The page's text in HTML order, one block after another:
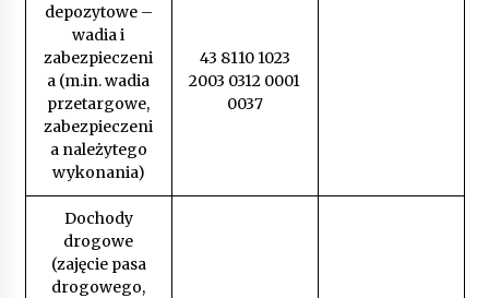
depozytowe –
wadia i
zabezpieczeni
a (m.in. wadia
przetargowe,
zabezpieczeni
a należytego
wykonania)
43 8110 1023
2003 0312 0001
0037
Dochody
drogowe
(zajęcie pasa
drogowego,